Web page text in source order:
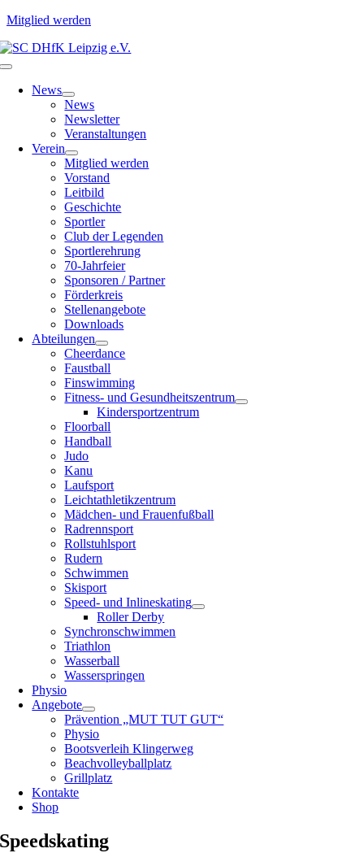
Mitglied werden
Zum
Inhalt
Toggle
NavigationNews
News
Newsletter
Veranstaltungen
Verein
Mitglied werden
Vorstand
Leitbild
Geschichte
Sportler
Club der Legenden
Sportlerehrung
70-Jahrfeier
Sponsoren / Partner
Förderkreis
Stellenangebote
Downloads
Abteilungen
Cheerdance
Faustball
Finswimming
Fitness- und Gesundheitszentrum
Kindersportzentrum
Floorball
Handball
Judo
Kanu
Laufsport
Leichtathletikzentrum
Mädchen- und Frauenfußball
Radrennsport
Rollstuhlsport
Rudern
Schwimmen
Skisport
Speed- und Inlineskating
Roller Derby
Synchronschwimmen
Triathlon
Wasserball
Wasserspringen
Physio
Angebote
Prävention „MUT TUT GUT“
Physio
Bootsverleih Klingerweg
Beachvolleyballplatz
Grillplatz
Kontakte
Shop
Speedskating